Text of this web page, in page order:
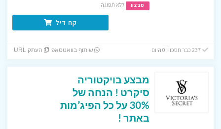
מבצע ללא תפוגה
קח דיל
שיתוף בוואטסאפ העתק URL
מבצע בויקטוריה
סיקרט ! הנחה של
30% על כל הפיג’מות
באתר !